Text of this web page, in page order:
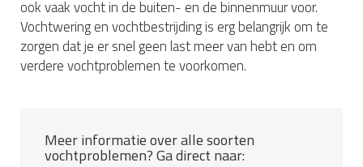
ook vaak vocht in de buiten- en de binnenmuur voor.
Vochtwering en vochtbestrijding is erg belangrijk om te
zorgen dat je er snel geen last meer van hebt en om
verdere vochtproblemen te voorkomen.
Meer informatie over alle soorten
vochtproblemen? Ga direct naar: